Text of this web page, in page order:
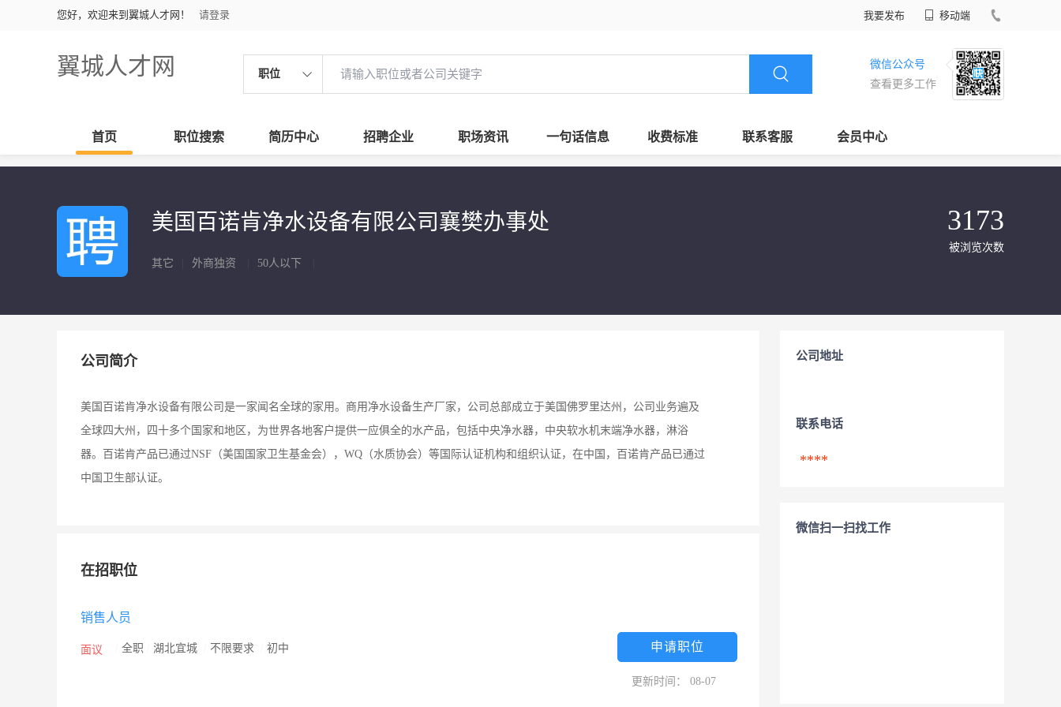
您好，欢迎来到翼城人才网！ 请登录 我要发布 移动端
翼城人才网 职位
微信公众号
查看更多工作
首页 职位搜索 简历中心 招聘企业 职场资讯 一句话信息 收费标准 联系客服 会员中心
美国百诺肯净水设备有限公司襄樊办事处
其它 外商独资 50人以下
3173
被浏览次数
公司简介
美国百诺肯净水设备有限公司是一家闻名全球的家用。商用净水设备生产厂家，公司总部成立于美国佛罗里达州，公司业务遍及
全球四大州，四十多个国家和地区，为世界各地客户提供一应俱全的水产品，包括中央净水器，中央软水机末端净水器，淋浴
器。百诺肯产品已通过NSF（美国国家卫生基金会），WQ（水质协会）等国际认证机构和组织认证，在中国，百诺肯产品已通过
中国卫生部认证。
在招职位
销售人员
面议 全职 湖北宜城 不限要求 初中 申请职位
更新时间： 08-07
公司地址
联系电话
****
微信扫一扫找工作